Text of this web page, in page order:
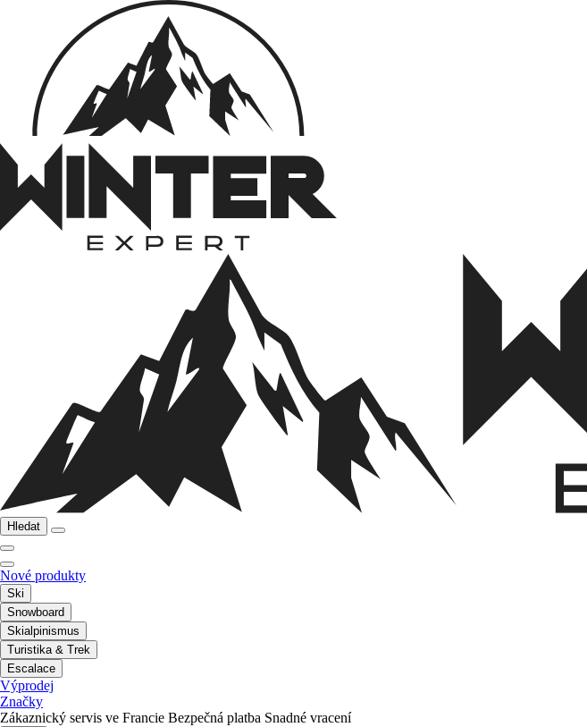
Hledat
Nové produkty
Ski
Snowboard
Skialpinismus
Turistika & Trek
Escalace
Výprodej
Značky
Zákaznický servis ve Francie Bezpečná platba Snadné vracení